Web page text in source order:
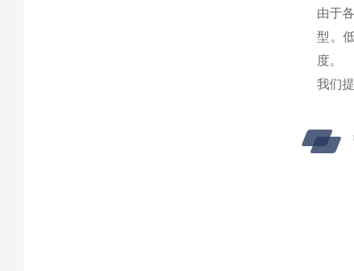
由于
型。
度。
我们